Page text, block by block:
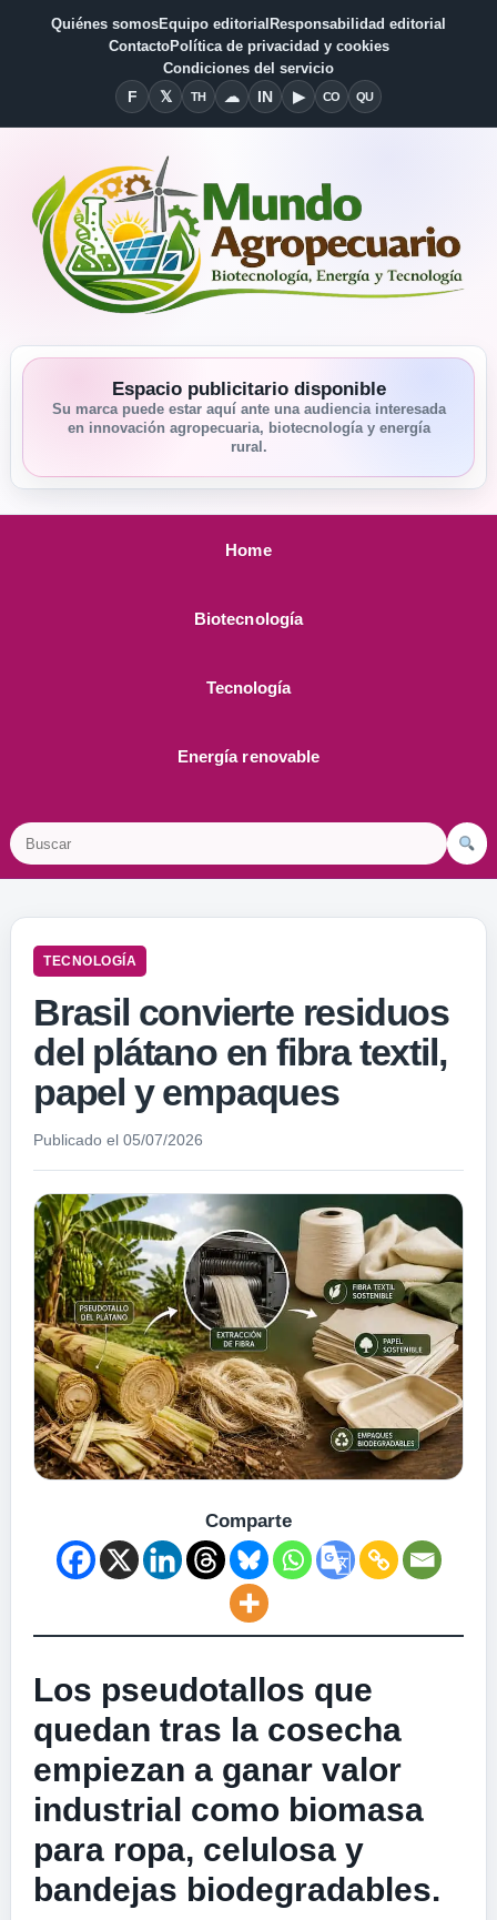
Quiénes somosEquipo editorial Responsabilidad editorial
ContactoPolítica de privacidad y cookies
Condiciones del servicio
FFacebook
𝕏
X THThreads
☁Bluesky
INLinkedin
▶YouTube
COCondiciones del Servicio
QUQuiénes somos
Espacio publicitario disponible
Su marca puede estar aquí ante una audiencia interesada
en innovación agropecuaria, biotecnología y energía
rural.
Home
Biotecnología
Tecnología
Energía renovable
TECNOLOGÍA
Brasil convierte residuos
del plátano en fibra textil,
papel y empaques
Publicado el 05/07/2026
Comparte
Los pseudotallos que
quedan tras la cosecha
empiezan a ganar valor
industrial como biomasa
para ropa, celulosa y
bandejas biodegradables.